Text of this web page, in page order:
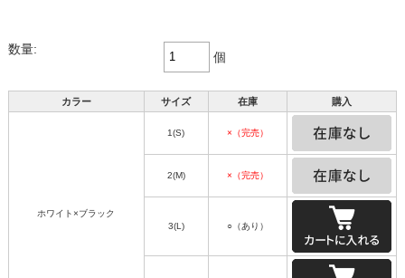
数量:
個
カラー サイズ 在庫 購入
ホワイト×ブラック
1(S) ×（完売）
2(M) ×（完売）
3(L) ○（あり）